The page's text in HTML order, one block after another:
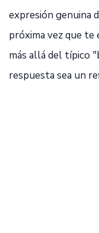
expresión genuina
próxima vez que
más allá del típico
respuesta sea un